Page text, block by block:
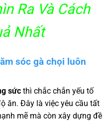
Ra Và Cách
Nhất
sóc gà chọi luôn
sức thì chắc chắn yếu tố
ăn. Đây là việc yêu cầu tất
mẽ mà còn xây dựng đề